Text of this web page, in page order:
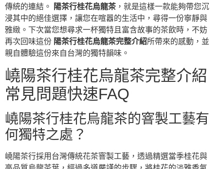
傳統的連結。
陽茶行桂花烏龍茶，就是這樣一款能夠帶您沉
浸其中的絕佳選擇，讓您在喧囂的生活中，尋得一份寧靜與
雅緻。下次當您想尋求一杯獨特且富含故事的茶飲時，不妨
再次回味這份 陽茶行桂花烏龍茶完整介紹所帶來的感動，並
親自體驗這份來自台灣的獨特韻味。
嶢陽茶行桂花烏龍茶完整介紹
常見問題快速FAQ
嶢陽茶行桂花烏龍茶的窨製工藝有
何獨特之處？
嶢陽茶行採用台灣傳統花茶窨製工藝，透過精選當季桂花與